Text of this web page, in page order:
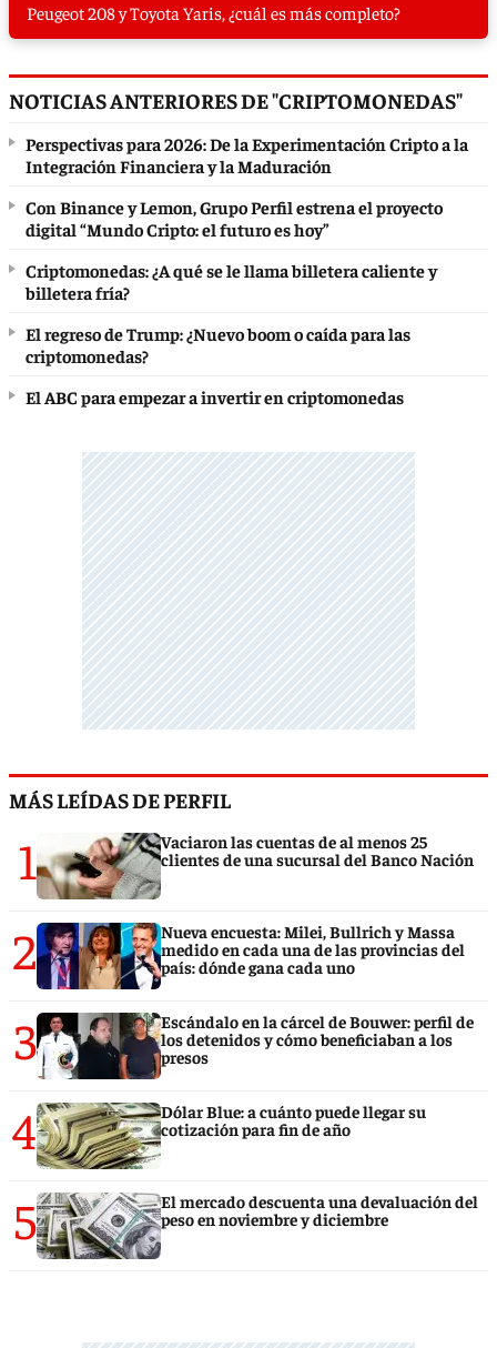
Peugeot 208 y Toyota Yaris, ¿cuál es más completo?
NOTICIAS ANTERIORES DE "CRIPTOMONEDAS"
Perspectivas para 2026: De la Experimentación Cripto a la
Integración Financiera y la Maduración
Con Binance y Lemon, Grupo Perfil estrena el proyecto
digital “Mundo Cripto: el futuro es hoy”
Criptomonedas: ¿A qué se le llama billetera caliente y
billetera fría?
El regreso de Trump: ¿Nuevo boom o caída para las
criptomonedas?
El ABC para empezar a invertir en criptomonedas
MÁS LEÍDAS DE PERFIL
1
Vaciaron las cuentas de al menos 25
clientes de una sucursal del Banco Nación
2
Nueva encuesta: Milei, Bullrich y Massa
medido en cada una de las provincias del
país: dónde gana cada uno
3
Escándalo en la cárcel de Bouwer: perfil de
los detenidos y cómo beneficiaban a los
presos
4
Dólar Blue: a cuánto puede llegar su
cotización para fin de año
5
El mercado descuenta una devaluación del
peso en noviembre y diciembre